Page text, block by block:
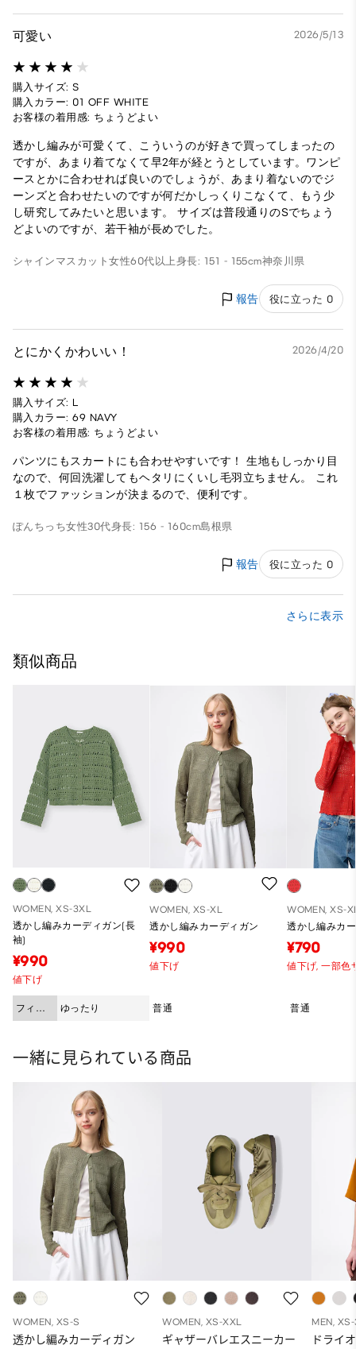
可愛い 2026/5/13
購入サイズ: S
購入カラー: 01 OFF WHITE
お客様の着用感: ちょうどよい
透かし編みが可愛くて、こういうのが好きで買ってしまったの
ですが、あまり着てなくて早2年が経とうとしています。ワンピ
ースとかに合わせれば良いのでしょうが、あまり着ないのでジ
ーンズと合わせたいのですが何だかしっくりこなくて、もう少
し研究してみたいと思います。 サイズは普段通りのSでちょう
どよいのですが、若干袖が長めでした。
シャインマスカット女性60代以上身長: 151 - 155cm神奈川県
報告 役に立った 0
とにかくかわいい！ 2026/4/20
購入サイズ: L
購入カラー: 69 NAVY
お客様の着用感: ちょうどよい
パンツにもスカートにも合わせやすいです！ 生地もしっかり目
なので、何回洗濯してもヘタリにくいし毛羽立ちません。 これ
１枚でファッションが決まるので、便利です。
ぽんちっち女性30代身長: 156 - 160cm島根県
報告 役に立った 0
さらに表示
類似商品
WOMEN, XS-3XL
透かし編みカーディガン(長
袖)
¥990
値下げ
フィッ
ト
ゆったり
WOMEN, XS-XL
透かし編みカーディガン
¥990
値下げ
普通
WOMEN, XS-
透かし編みカ
¥790
値下げ,一部色
普通
一緒に見られている商品
WOMEN, XS-S
透かし編みカーディガン
WOMEN, XS-XXL
ギャザーバレエスニーカー
MEN,
ドライ